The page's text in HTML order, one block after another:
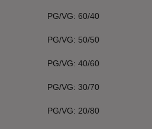
PG/VG: 60/40
PG/VG: 50/50
PG/VG: 40/60
PG/VG: 30/70
PG/VG: 20/80